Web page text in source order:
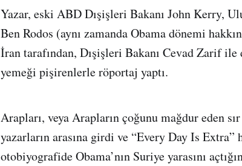
Yazar, eski ABD Dışişleri Bakanı John Kerry,
Ben Rodos (aynı zamanda Obama dönemi
İran tarafından, Dışişleri Bakanı Cevad Zarif
yemeği pişirenlerle röportaj yaptı.
Arapları, veya Arapların çoğunu mağdur eden
yazarların arasına girdi ve “Every Day Is Extra”
otobiyografide Obama’nın Suriye yarasını